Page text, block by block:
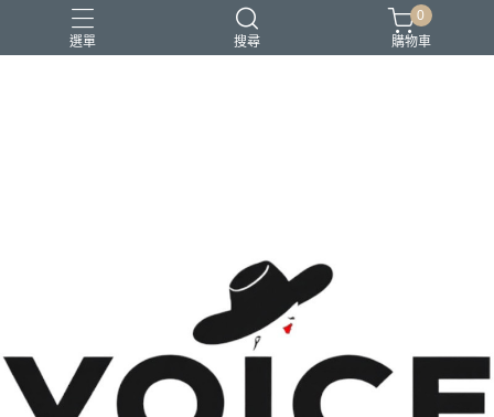
選單 搜尋
0
購物車